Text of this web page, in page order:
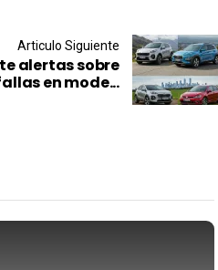
Articulo Siguiente
alertas sobre
en mode...